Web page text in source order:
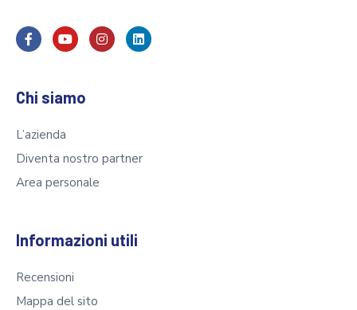
Chi siamo
L’azienda
Diventa nostro partner
Area personale
Informazioni utili
Recensioni
Mappa del sito